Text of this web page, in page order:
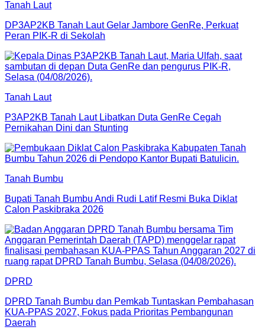
Tanah Laut
DP3AP2KB Tanah Laut Gelar Jambore GenRe, Perkuat
Peran PIK-R di Sekolah
Tanah Laut
P3AP2KB Tanah Laut Libatkan Duta GenRe Cegah
Pernikahan Dini dan Stunting
Tanah Bumbu
Bupati Tanah Bumbu Andi Rudi Latif Resmi Buka Diklat
Calon Paskibraka 2026
DPRD
DPRD Tanah Bumbu dan Pemkab Tuntaskan Pembahasan
KUA-PPAS 2027, Fokus pada Prioritas Pembangunan
Daerah